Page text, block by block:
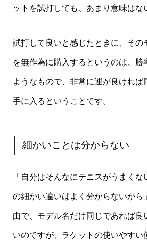
ットを試打しても、あまり意味はな
試打して良いと感じたときに、その
を無作為に購入するというのは、勝
ようなもので、非常に運が良ければ
手に入るということです。
細かいことは分からない
「自分はそんなにテニスがうまくな
の細かい違いはよく分からないから
由で、モデル名だけ同じであれば良
いのですが、ラケットの使いやすい